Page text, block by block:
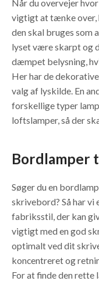
Når du overvejer
vigtigt at tænke over,
den skal bruges som
lyset være skarpt og
dæmpet belysning,
Her har de
valg af lyskilde. En
forskellige typer
loftslamper, så der
Bordlamper
Søger du en
skrivebord? Så har
fabriksstil, der kan
vigtigt med en god
optimalt ved dit
koncentreret og
For at finde den